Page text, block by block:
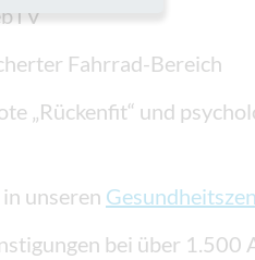
Fahrrad-Bereich
„Rückenfit“ und
unseren
bei über 1.500